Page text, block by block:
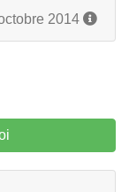
2014